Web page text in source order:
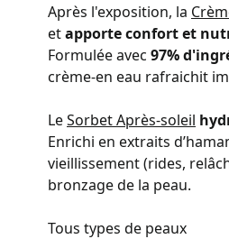
Après l'exposition, la
etapporte confort et
Formulée avec 97%
crème-en eau rafraichit
LeSorbet Après-soleil
Enrichi en extraits
vieillissement (rides,
bronzage de la peau.
Tous types de peaux